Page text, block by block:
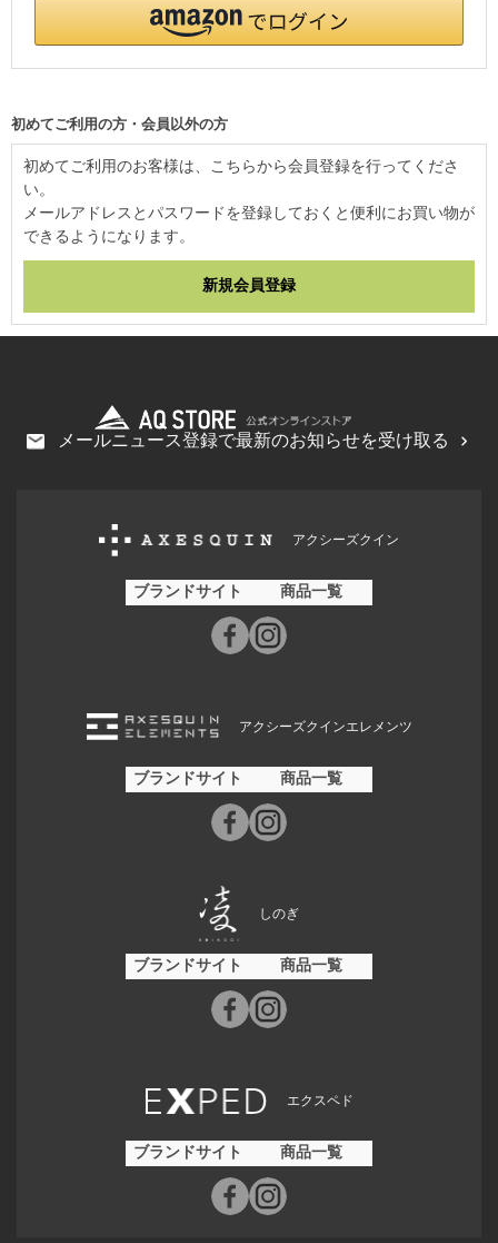
初めてご利用の方・会員以外の方
初めてご利用のお客様は、こちらから会員登録を行ってくださ
い。
メールアドレスとパスワードを登録しておくと便利にお買い物が
できるようになります。
メールニュース登録で最新のお知らせを受け取る
アクシーズクイン
ブランドサイト 商品一覧
アクシーズクインエレメンツ
ブランドサイト 商品一覧
しのぎ
ブランドサイト 商品一覧
エクスペド
ブランドサイト 商品一覧